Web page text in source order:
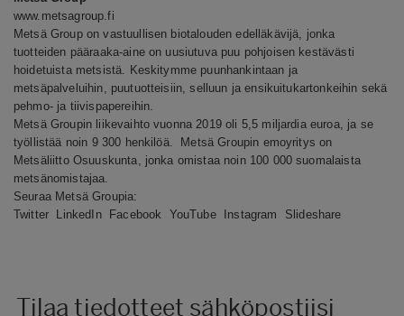
www.metsagroup.fi
Metsä Group on vastuullisen biotalouden edelläkävijä, jonka
tuotteiden pääraaka-aine on uusiutuva puu pohjoisen kestävästi
hoidetuista metsistä. Keskitymme puunhankintaan ja
metsäpalveluihin, puutuotteisiin, selluun ja ensikuitukartonkeihin sekä
pehmo- ja tiivispapereihin.
Metsä Groupin liikevaihto vuonna 2019 oli 5,5 miljardia euroa, ja se
työllistää noin 9 300 henkilöä. Metsä Groupin emoyritys on
Metsäliitto Osuuskunta, jonka omistaa noin 100 000 suomalaista
metsänomistajaa.
Seuraa Metsä Groupia:
Twitter
LinkedIn Facebook YouTube Instagram Slideshare
Tilaa tiedotteet sähköpostiisi